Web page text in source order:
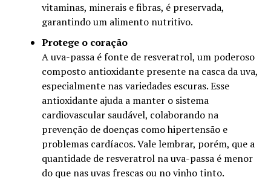
vitaminas, minerais e fibras, é preservada,
garantindo um alimento nutritivo.
Protege o coração
A uva-passa é fonte de resveratrol, um poderoso
composto antioxidante presente na casca da uva,
especialmente nas variedades escuras. Esse
antioxidante ajuda a manter o sistema
cardiovascular saudável, colaborando na
prevenção de doenças como hipertensão e
problemas cardíacos. Vale lembrar, porém, que a
quantidade de resveratrol na uva-passa é menor
do que nas uvas frescas ou no vinho tinto.